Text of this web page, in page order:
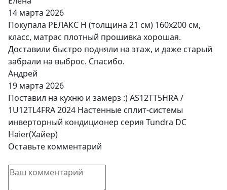
14 марта 2026
Покупала РЕЛАКС Н (толщина 21 см) 160х200 см,
класс, матрас плотный прошивка хорошая.
Доставили быстро подняли на этаж, и даже старый
забрали на выброс. Спасибо.
Андрей
19 марта 2026
Поставил на кухню и замерз :) AS12TT5HRA /
1U12TL4FRA 2024 Настенные сплит-системы
инверторный кондиционер серия Tundra DC
Haier(Хайер)
Оставьте комментарий